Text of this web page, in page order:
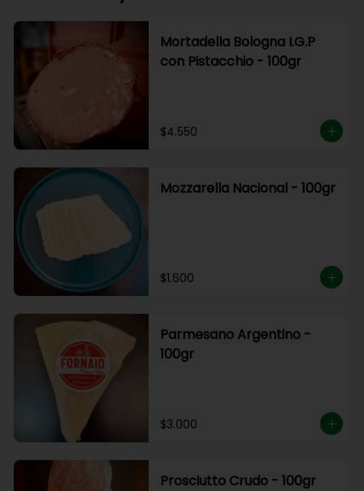
Mortadella Bologna I.G.P
con Pistacchio - 100gr
$4.550
Mozzarella Nacional - 100gr
$1.600
Parmesano Argentino -
100gr
$3.000
Prosciutto Crudo - 100gr